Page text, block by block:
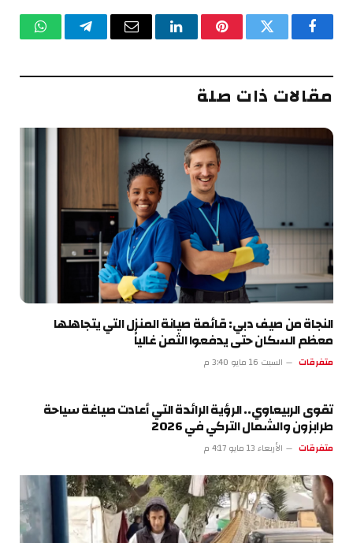
فيسبوكتويتر بينتيريستلينكدإنالبريد تيلقرام
مقالات ذات صلة
النجاة من صيف دبي: قائمة صيانة المنزل التي يتجاهلها
معظم السكان حتى يدفعوا الثمن غالياً
متفرقات السبت 16 مايو 3:40 م
تقوى الربيعاوي.. الرؤية الرائدة التي أعادت صياغة سياحة
طرابزون والشمال التركي في 2026
متفرقات الأربعاء 13 مايو 4:17 م